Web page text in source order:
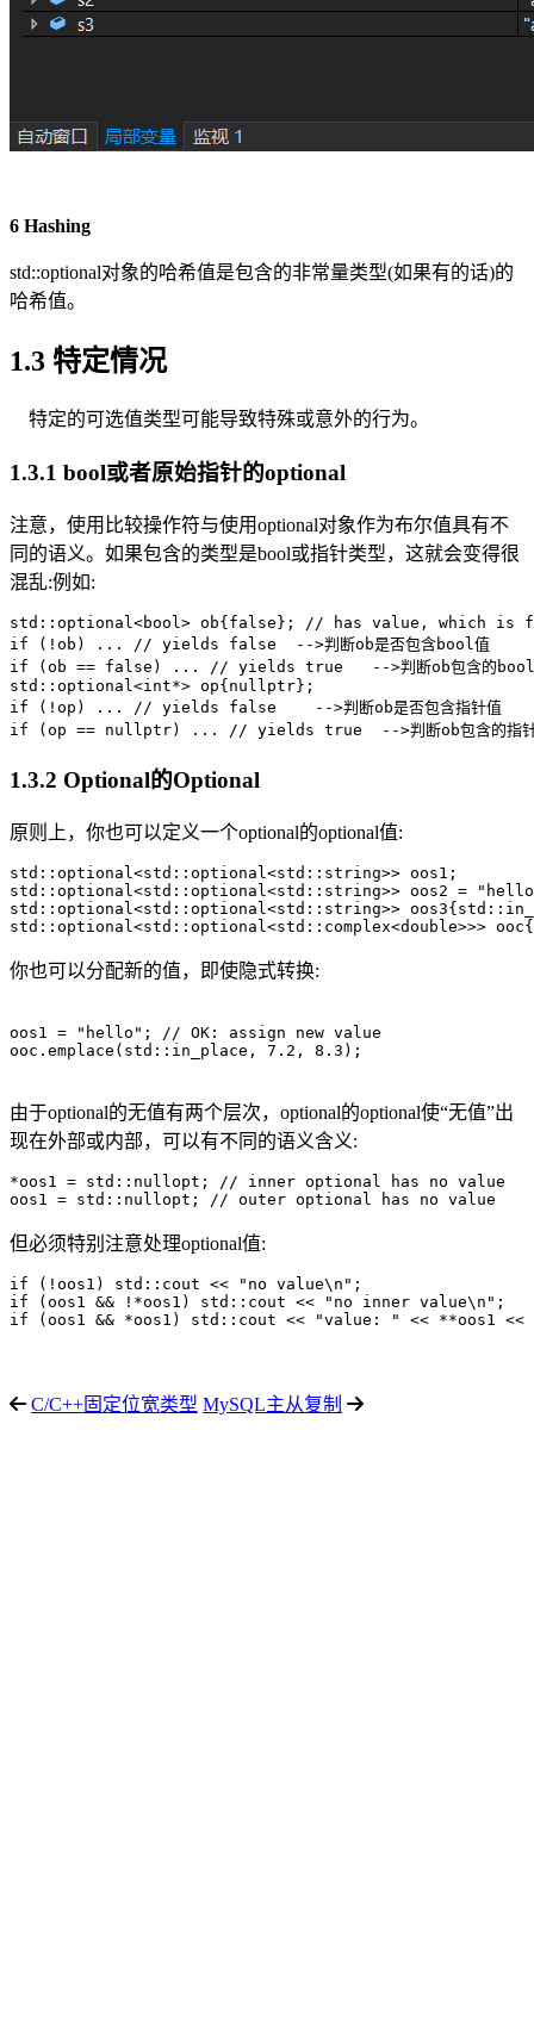
6 Hashing
std::optional对象的哈希值是包含的非常量类型(如果有的话)的
哈希值。
1.3 特定情况
特定的可选值类型可能导致特殊或意外的行为。
1.3.1 bool或者原始指针的optional
注意，使用比较操作符与使用optional对象作为布尔值具有不
同的语义。如果包含的类型是bool或指针类型，这就会变得很
混乱:例如:
std::optional<bool> ob{false}; // has value, which is
if (!ob) ... // yields false  -->判断ob是否包含bool值
if (ob == false) ... // yields true   -->判断ob包含的bool
std::optional<int*> op{nullptr};
if (!op) ... // yields false    -->判断ob是否包含指针值
if (op == nullptr) ... // yields true  -->判断ob包含的指针
1.3.2 Optional的Optional
原则上，你也可以定义一个optional的optional值:
std::optional<std::optional<std::string>> oos1;
std::optional<std::optional<std::string>> oos2 =
std::optional<std::optional<std::string>>
std::optional<std::optional<std::complex<double>>>
你也可以分配新的值，即使隐式转换:
oos1 = "hello"; // OK: assign new value
ooc.emplace(std::in_place, 7.2, 8.3);
由于optional的无值有两个层次，optional的optional使“无值”出
现在外部或内部，可以有不同的语义含义:
*oos1 = std::nullopt; // inner optional has no value
oos1 = std::nullopt; // outer optional has no value
但必须特别注意处理optional值:
if (!oos1) std::cout << "no value\n";
if (oos1 && !*oos1) std::cout << "no inner value\n";
if (oos1 && *oos1) std::cout << "value: " << **oos1
C/C++固定位宽类型 MySQL主从复制